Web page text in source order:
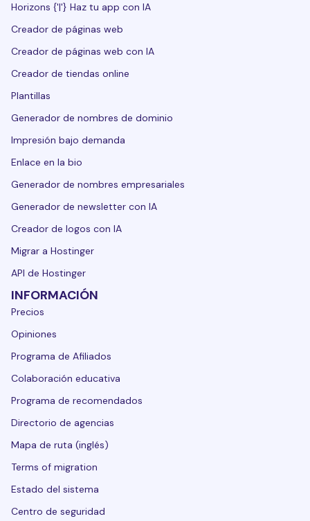
Horizons {'|'} Haz tu app con IA
Creador de páginas web
Creador de páginas web con IA
Creador de tiendas online
Plantillas
Generador de nombres de dominio
Impresión bajo demanda
Enlace en la bio
Generador de nombres empresariales
Generador de newsletter con IA
Creador de logos con IA
Migrar a Hostinger
API de Hostinger
INFORMACIÓN
Precios
Opiniones
Programa de Afiliados
Colaboración educativa
Programa de recomendados
Directorio de agencias
Mapa de ruta (inglés)
Terms of migration
Estado del sistema
Centro de seguridad